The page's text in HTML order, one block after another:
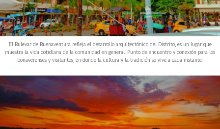
El Bulevar de Buenaventura refleja el desarrollo arquitectónico del Distrito, es un lugar que
muestra la vida cotidiana de la comunidad en general. Punto de encuentro y conexión para los
bonaverenses y visitantes, en donde la cultura y la tradición se vive a cada instante.